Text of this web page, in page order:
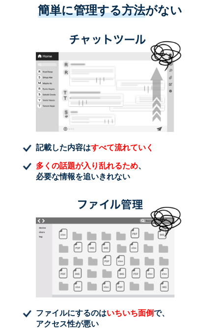
簡単に管理する方法がない
記載した内容はすべて流れていく
多くの話題が入り乱れるため、
必要な情報を追いきれない
ファイルにするのはいちいち面倒で、
アクセス性が悪い